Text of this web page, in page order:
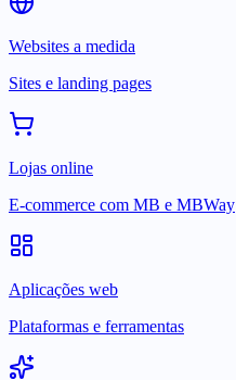
Websites a medida
Sites e landing pages
Lojas online
E-commerce com MB e MBWay
Aplicações web
Plataformas e ferramentas